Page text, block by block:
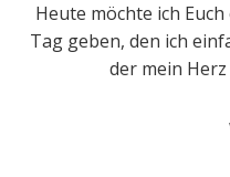
Heute möchte ich
Tag geben, den ich
der mein